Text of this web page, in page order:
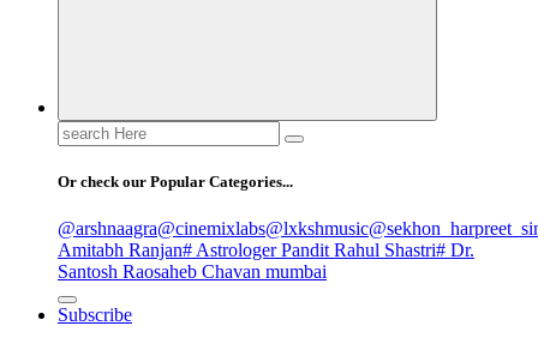
Search
for:
Or check our Popular Categories...
@arshnaagra@cinemixlabs@lxkshmusic
Amitabh Ranjan# Astrologer Pandit Rahul Shastri# Dr.
Santosh Raosaheb Chavan mumbai
Subscribe